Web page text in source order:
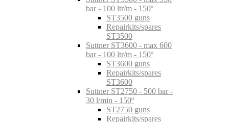
bar - 100 ltr/m - 150º
ST3500 guns
Repairkits/spares
ST3500
Suttner ST3600 - max 600
bar - 100 ltr/m - 150º
ST3600 guns
Repairkits/spares
ST3600
Suttner ST2750 - 500 bar -
30 l/min - 150º
ST2750 guns
Repairkits/spares